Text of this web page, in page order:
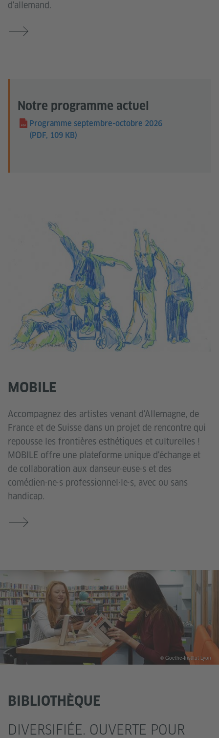
d'allemand.
Notre programme actuel
Programme septembre-octobre 2026
(PDF, 109 KB)
MOBILE
Accompagnez des artistes venant d'Allemagne, de
France et de Suisse dans un projet de rencontre qui
repousse les frontières esthétiques et culturelles !
MOBILE offre une plateforme unique d'échange et
de collaboration aux danseur·euse·s et des
comédien·ne·s professionnel·le·s, avec ou sans
handicap.
© Charlotte Kachelmann
BIBLIOTHÈQUE
DIVERSIFIÉE. OUVERTE POUR
© Goethe-Institut Lyon